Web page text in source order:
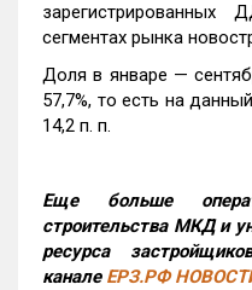
сегментах рынка
Доля в январе —
57,7%, то есть на
14,2 п. п.
Еще больше
строительства МКД и
ресурса
канале ЕРЗ.РФ